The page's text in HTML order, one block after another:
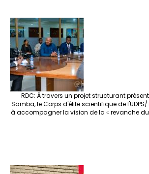
RDC: À travers un projet structurant
Samba, le Corps d'élite scientifique de
à accompagner la vision de la « revanche